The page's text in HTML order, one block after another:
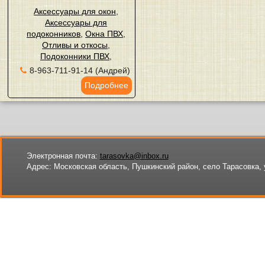
Аксессуары для окон
Аксессуары для
подоконников ,Окна ПВХ
Отливы и откосы
Подоконники ПВХ
8-963-711-91-14 (Андрей)
Подробнее
Электронная почта: tarasovka@inbox.ru
Адрес: Московская область, Пушкинский район, село